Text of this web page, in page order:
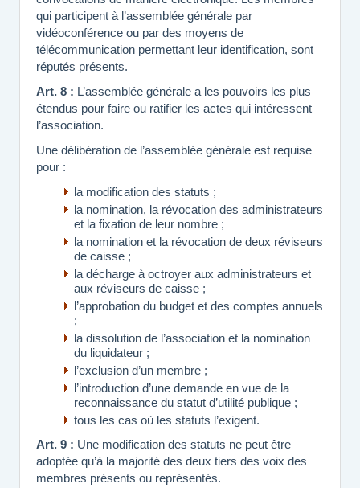
qui participent à l’assemblée générale par
vidéoconférence ou par des moyens de
télécommunication permettant leur identification, sont
réputés présents.
Art. 8 : L’assemblée générale a les pouvoirs les plus
étendus pour faire ou ratifier les actes qui intéressent
l’association.
Une délibération de l’assemblée générale est requise
pour :
la modification des statuts ;
la nomination, la révocation des administrateurs
et la fixation de leur nombre ;
la nomination et la révocation de deux réviseurs
de caisse ;
la décharge à octroyer aux administrateurs et
aux réviseurs de caisse ;
l’approbation du budget et des comptes annuels
;
la dissolution de l’association et la nomination
du liquidateur ;
l’exclusion d’un membre ;
l’introduction d’une demande en vue de la
reconnaissance du statut d’utilité publique ;
tous les cas où les statuts l’exigent.
Art. 9 : Une modification des statuts ne peut être
adoptée qu’à la majorité des deux tiers des voix des
membres présents ou représentés.